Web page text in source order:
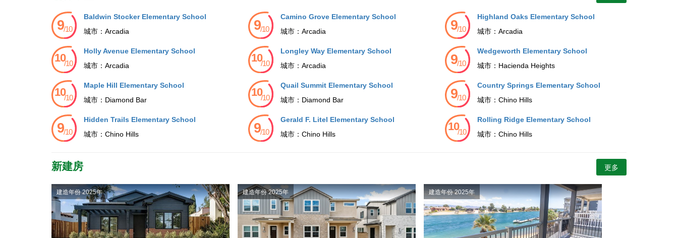
Baldwin Stocker Elementary School
城市： Arcadia
Camino Grove Elementary School
城市： Arcadia
Highland Oaks Elementary School
城市： Arcadia
Holly Avenue Elementary School
城市： Arcadia
Longley Way Elementary School
城市： Arcadia
Wedgeworth Elementary School
城市： Hacienda Heights
Maple Hill Elementary School
城市： Diamond Bar
Quail Summit Elementary School
城市： Diamond Bar
Country Springs Elementary School
城市： Chino Hills
Hidden Trails Elementary School
城市： Chino Hills
Gerald F. Litel Elementary School
城市： Chino Hills
Rolling Ridge Elementary School
城市： Chino Hills
新建房 更多
建造年份 2025年 建造年份 2025年 建造年份 2025年